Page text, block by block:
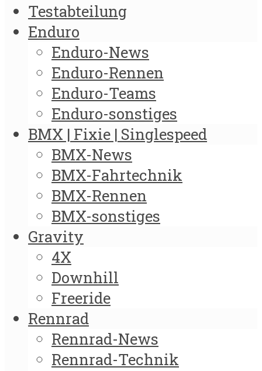
Testabteilung
Enduro
Enduro-News
Enduro-Rennen
Enduro-Teams
Enduro-sonstiges
BMX | Fixie | Singlespeed
BMX-News
BMX-Fahrtechnik
BMX-Rennen
BMX-sonstiges
Gravity
4X
Downhill
Freeride
Rennrad
Rennrad-News
Rennrad-Technik